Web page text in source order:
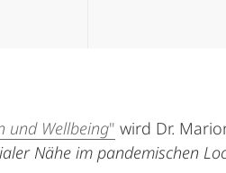
und Wellbeing" wird Dr.
Nähe im pandemischen